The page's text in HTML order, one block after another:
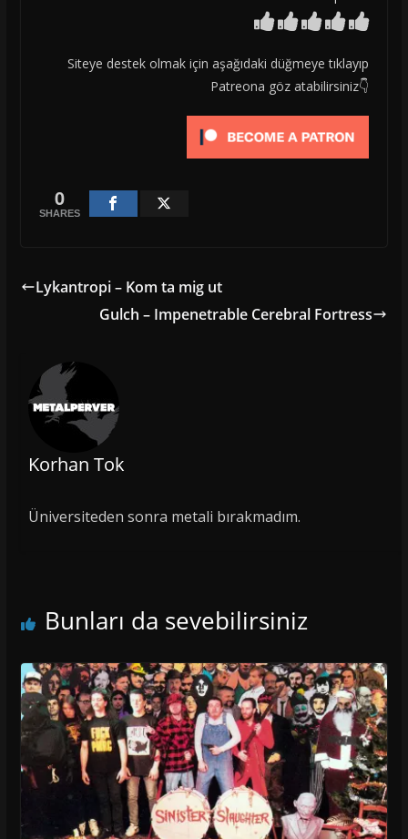
Siteye destek olmak için aşağıdaki düğmeye tıklayıp
Patreona göz atabilirsiniz👇
0
SHARES
Lykantropi – Kom ta mig ut
Gulch – Impenetrable Cerebral Fortress
Korhan Tok
Üniversiteden sonra metali bırakmadım.
Bunları da sevebilirsiniz